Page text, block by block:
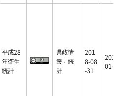
平成28
年衛生
統計
県政情
報・統
計
201
8-08
-31
01-